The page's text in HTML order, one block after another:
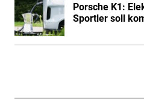
Porsche K1:
Sportler soll